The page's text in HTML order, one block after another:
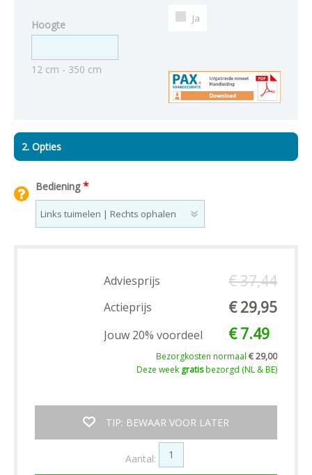
Hoogte
12 cm - 350 cm
Ja
2. Opties
Bediening*
Adviesprijs € 37,44
Actieprijs € 29,95
Jouw 20% voordeel € 7.49
Bezorgkosten normaal € 29,00
Deze week gratisbezorgd (NL & BE)
TIP: BEWAAR VOOR LATER
Aantal: